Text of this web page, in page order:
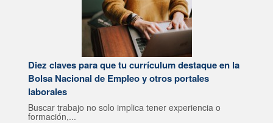
Diez claves para que tu currículum destaque en la
Bolsa Nacional de Empleo y otros portales
laborales
Buscar trabajo no solo implica tener experiencia o
formación,...